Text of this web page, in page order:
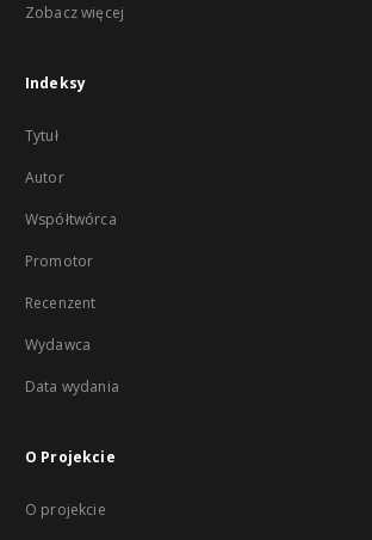
Zobacz więcej
Indeksy
Tytuł
Autor
Współtwórca
Promotor
Recenzent
Wydawca
Data wydania
O Projekcie
O projekcie